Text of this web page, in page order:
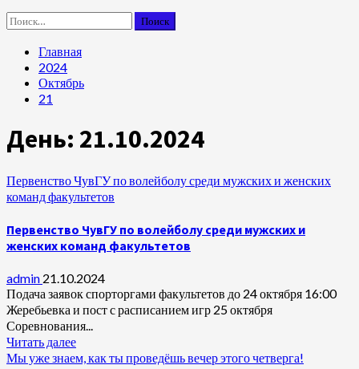
Найти:
Главная
2024
Октябрь
21
День: 21.10.2024
Первенство ЧувГУ по волейболу среди мужских и женских
команд факультетов
Первенство ЧувГУ по волейболу среди мужских и
женских команд факультетов
admin 21.10.2024
Подача заявок спорторгами факультетов до 24 октября 16:00
Жеребьевка и пост с расписанием игр 25 октября
Соревнования...
Читать далее
Мы уже знаем, как ты проведёшь вечер этого четверга!